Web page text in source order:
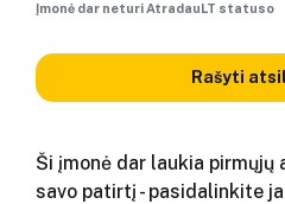
Įmonė dar neturi AtradauLT statuso
Rašyti
Ši įmonė dar laukia
savo patirtį - pasidalinkite